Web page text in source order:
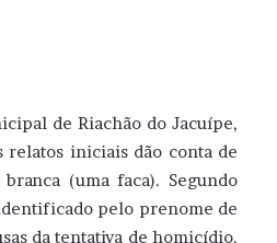
de Riachão do Jacuípe,
relatos iniciais dão conta de
(uma faca). Segundo
pelo prenome de
da tentativa de homicídio.